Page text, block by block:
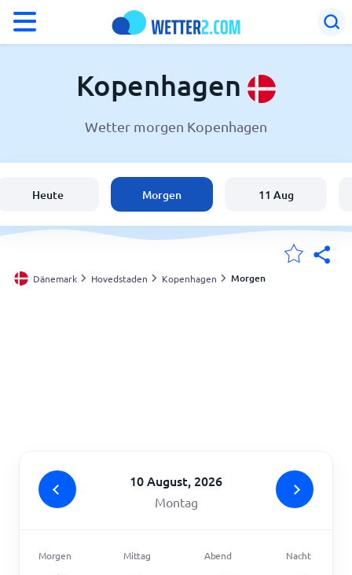
Wetter in Kopenhagen
Schweiz
Deutschland
Kopenhagen
Wetter morgen Kopenhagen
Heute Morgen 11 Aug
Dänemark Hovedstaden Kopenhagen Morgen
10 August, 2026
Montag
Morgen Mittag Abend Nacht